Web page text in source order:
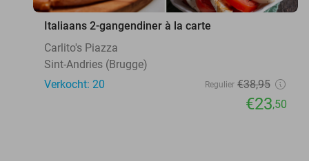
Italiaans 2-gangendiner à la carte
Carlito's Piazza
Sint-Andries (Brugge)
Verkocht: 20
Regulier €38,95
€23,50